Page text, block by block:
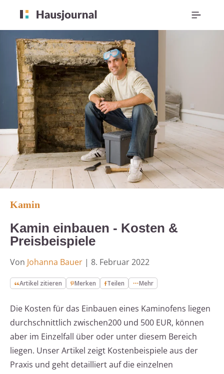
Kamin
Kamin einbauen - Kosten &
Preisbeispiele
Von Johanna Bauer | 8. Februar 2022
Artikel zitieren Merken Teilen Mehr
Die Kosten für das Einbauen eines Kaminofens liegen
durchschnittlich zwischen200 und 500 EUR, können
aber im Einzelfall über oder unter diesem Bereich
liegen. Unser Artikel zeigt Kostenbeispiele aus der
Praxis und geht detailliert auf die einzelnen